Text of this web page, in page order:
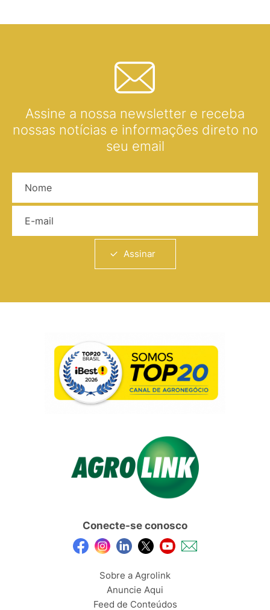
Assine a nossa newsletter e receba
nossas notícias e informações direto no
seu email
Assinar
Conecte-se conosco
Sobre a Agrolink
Anuncie Aqui
Feed de Conteúdos